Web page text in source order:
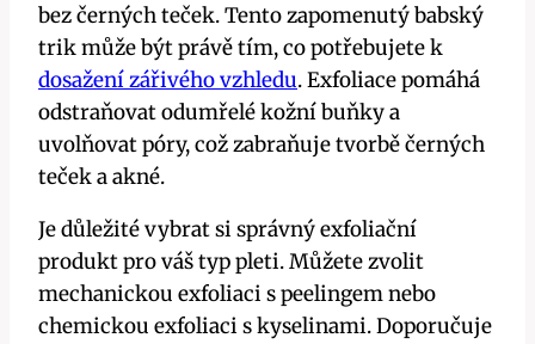
bez černých teček. Tento zapomenutý babský
trik může být právě tím, co potřebujete k
dosažení zářivého vzhledu. Exfoliace pomáhá
odstraňovat odumřelé kožní buňky a
uvolňovat póry, což zabraňuje tvorbě černých
teček a akné.
Je důležité vybrat si správný exfoliační
produkt pro váš typ pleti. Můžete zvolit
mechanickou exfoliaci s peelingem nebo
chemickou exfoliaci s kyselinami. Doporučuje